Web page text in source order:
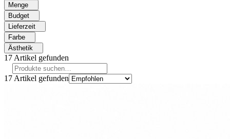
Menge
Budget
Lieferzeit
Farbe
Ästhetik
17 Artikel gefunden
17 Artikel gefunden